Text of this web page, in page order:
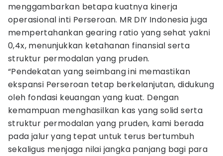
menggambarkan betapa kuatnya kinerja
operasional inti Perseroan. MR DIY Indonesia juga
mempertahankan gearing ratio yang sehat yakni
0,4x, menunjukkan ketahanan finansial serta
struktur permodalan yang pruden.
“Pendekatan yang seimbang ini memastikan
ekspansi Perseroan tetap berkelanjutan, didukung
oleh fondasi keuangan yang kuat. Dengan
kemampuan menghasilkan kas yang solid serta
struktur permodalan yang pruden, kami berada
pada jalur yang tepat untuk terus bertumbuh
sekaligus menjaga nilai jangka panjang bagi para